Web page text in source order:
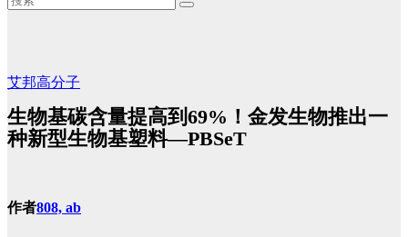
艾邦高分子
生物基碳含量提高到69%！金发生物推出一
种新型生物基塑料—PBSeT
作者808, ab